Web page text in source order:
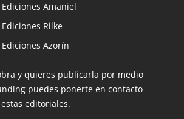
Amaniel
Rilke
Azorín
y quieres publicarla por medio
puedes ponerte en contacto
editoriales.